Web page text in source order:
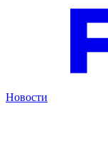
Новости